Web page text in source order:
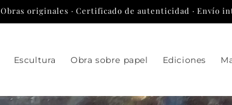
Obras originales · Certificado de autenticidad · Envío
Escultura Obra sobre papel Ediciones